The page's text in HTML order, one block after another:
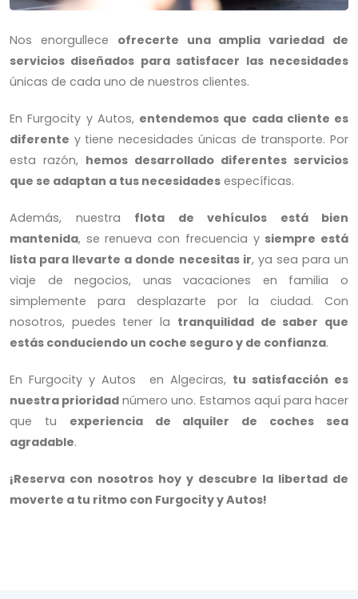
soluciones de movilidad.
Nos enorgullece ofrecerte una amplia variedad de
servicios diseñados para satisfacer las necesidades
únicas de cada uno de nuestros clientes.
En Furgocity y Autos, entendemos que cada cliente es
diferente y tiene necesidades únicas de transporte. Por
esta razón, hemos desarrollado diferentes servicios
que se adaptan a tus necesidades específicas.
Además, nuestra flota de vehículos está bien
mantenida, se renueva con frecuencia y siempre está
lista para llevarte a donde necesitas ir, ya sea para un
viaje de negocios, unas vacaciones en familia o
simplemente para desplazarte por la ciudad. Con
nosotros, puedes tener la tranquilidad de saber que
estás conduciendo un coche seguro y de confianza.
En Furgocity y Autos en Algeciras, tu satisfacción es
nuestra prioridad número uno. Estamos aquí para hacer
que tu experiencia de alquiler de coches sea
agradable.
¡Reserva con nosotros hoy y descubre la libertad de
moverte a tu ritmo con Furgocity y Autos!